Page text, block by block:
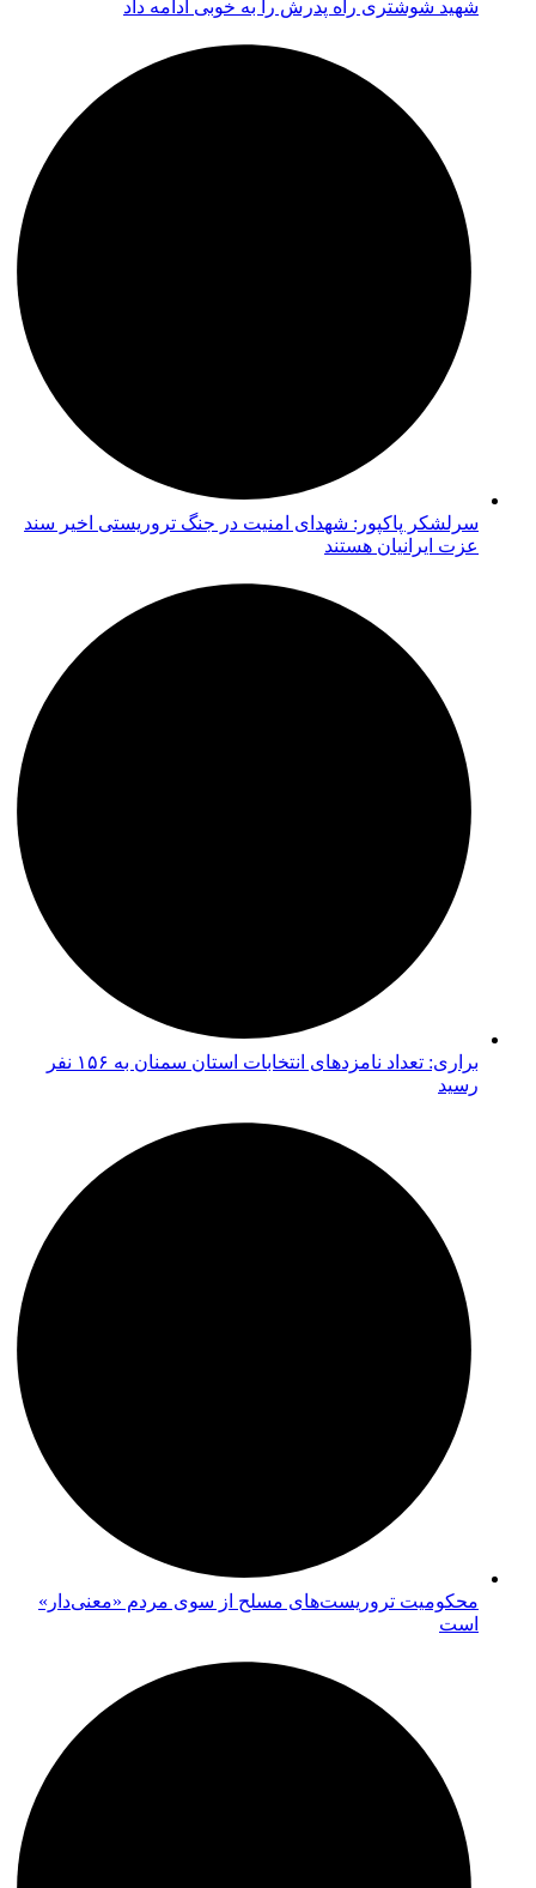
شهید شوشتری راه پدرش را به خوبی ادامه داد
سرلشکر پاکپور: شهدای امنیت در جنگ تروریستی اخیر سند
عزت ایرانیان هستند
براری: تعداد نامزدهای انتخابات استان سمنان به ۱۵۶ نفر
رسید
محکومیت تروریست‌های مسلح از سوی مردم «معنی‌دار»
است